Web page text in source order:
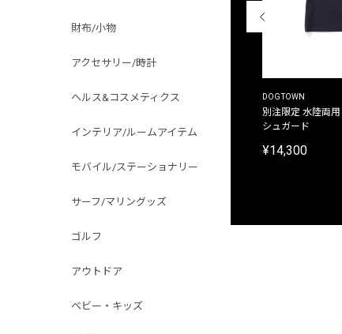
財布/小物
アクセサリー/時計
ヘルス&コスメティクス
インテリア/ルームアイテム
モバイル/ステーショナリー
サーフ/マリングッズ
ゴルフ
アウトドア
ベビー・キッズ
THE DUFFER OF ST.GEORGE
プリントTシャツ
DOGTOWN
別注限定 水陸両
シュガード
¥14,300